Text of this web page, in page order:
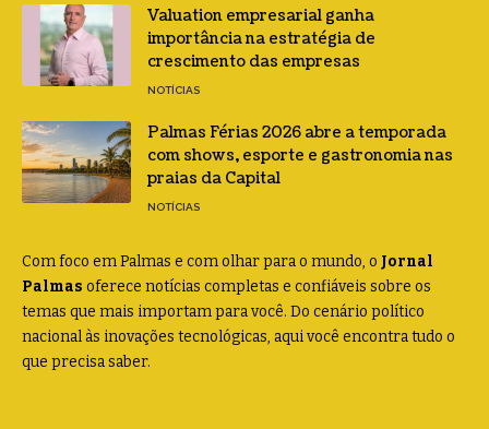
Valuation empresarial ganha
importância na estratégia de
crescimento das empresas
NOTÍCIAS
Palmas Férias 2026 abre a temporada
com shows, esporte e gastronomia nas
praias da Capital
NOTÍCIAS
Com foco em Palmas e com olhar para o mundo, o Jornal
Palmas oferece notícias completas e confiáveis sobre os
temas que mais importam para você. Do cenário político
nacional às inovações tecnológicas, aqui você encontra tudo o
que precisa saber.